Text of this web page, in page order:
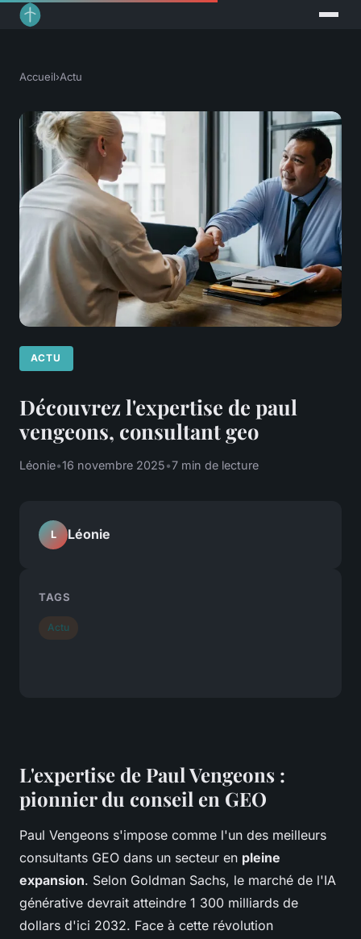
Accueil›Actu
ACTU
Découvrez l'expertise de paul
vengeons, consultant geo
Léonie•16 novembre 2025•7 min de lecture
L'expertise de Paul Vengeons :
pionnier du conseil en GEO
Paul Vengeons s'impose comme l'un des meilleurs
consultants GEO dans un secteur en pleine
expansion. Selon Goldman Sachs, le marché de l'IA
générative devrait atteindre 1 300 milliards de
dollars d'ici 2032. Face à cette révolution
L Léonie
TAGS
Actu